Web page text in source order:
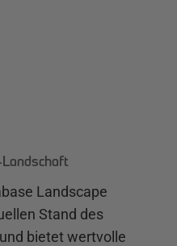
Landscape
Stand des
bietet wertvolle